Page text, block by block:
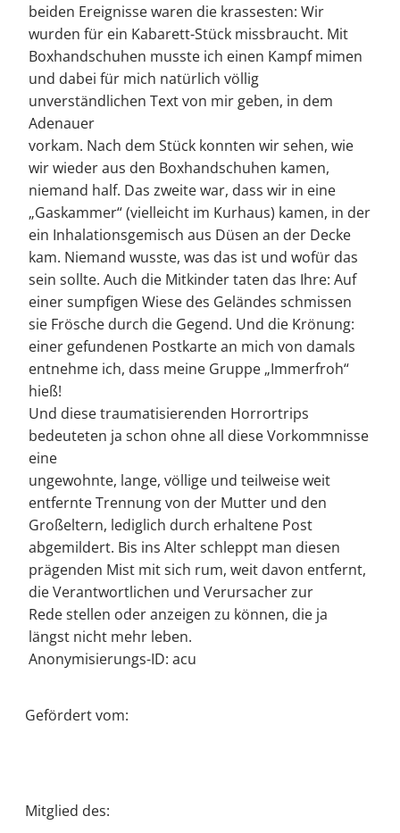
beiden Ereignisse waren die krassesten: Wir
wurden für ein Kabarett-Stück missbraucht. Mit
Boxhandschuhen musste ich einen Kampf mimen
und dabei für mich natürlich völlig
unverständlichen Text von mir geben, in dem
Adenauer
vorkam. Nach dem Stück konnten wir sehen, wie
wir wieder aus den Boxhandschuhen kamen,
niemand half. Das zweite war, dass wir in eine
„Gaskammer“ (vielleicht im Kurhaus) kamen, in der
ein Inhalationsgemisch aus Düsen an der Decke
kam. Niemand wusste, was das ist und wofür das
sein sollte. Auch die Mitkinder taten das Ihre: Auf
einer sumpfigen Wiese des Geländes schmissen
sie Frösche durch die Gegend. Und die Krönung:
einer gefundenen Postkarte an mich von damals
entnehme ich, dass meine Gruppe „Immerfroh“
hieß!
Und diese traumatisierenden Horrortrips
bedeuteten ja schon ohne all diese Vorkommnisse
eine
ungewohnte, lange, völlige und teilweise weit
entfernte Trennung von der Mutter und den
Großeltern, lediglich durch erhaltene Post
abgemildert. Bis ins Alter schleppt man diesen
prägenden Mist mit sich rum, weit davon entfernt,
die Verantwortlichen und Verursacher zur
Rede stellen oder anzeigen zu können, die ja
längst nicht mehr leben.
Anonymisierungs-ID: acu
Gefördert vom:
Mitglied des: